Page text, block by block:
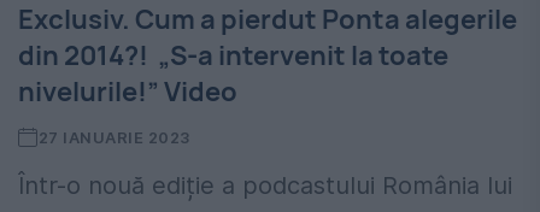
Exclusiv. Cum a pierdut Ponta alegerile
din 2014?! „S-a intervenit la toate
nivelurile!” Video
27 IANUARIE 2023
Într-o nouă ediție a podcastului România lui